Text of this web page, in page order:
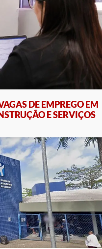
DE EMPREGO EM
E SERVIÇOS